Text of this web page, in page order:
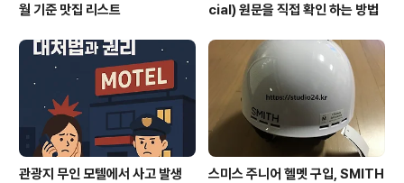
월 기준 맛집 리스트
cial) 원문을 직접 확인 하는 방법
관광지 무인 모텔에서 사고 발생
스미스 주니어 헬멧 구입, SMITH